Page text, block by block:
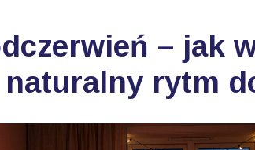
– jak
rytm